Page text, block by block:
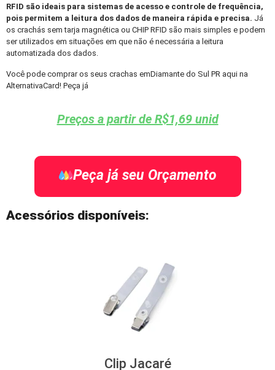
RFID são ideais para sistemas de acesso e controle de frequência,
pois permitem a leitura dos dados de maneira rápida e precisa. Já
os crachás sem tarja magnética ou CHIP RFID são mais simples e podem
ser utilizados em situações em que não é necessária a leitura
automatizada dos dados.
Você pode comprar os seus crachas emDiamante do Sul PR aqui na
AlternativaCard! Peça já
Preços a partir de R$1,69 unid
Peça já seu Orçamento
Acessórios disponíveis:
Clip Jacaré